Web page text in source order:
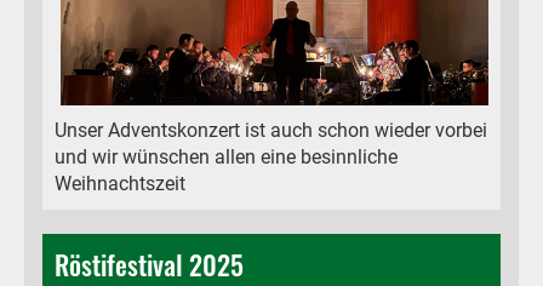
Unser Adventskonzert ist auch schon wieder vorbei
und wir wünschen allen eine besinnliche
Weihnachtszeit
Röstifestival 2025